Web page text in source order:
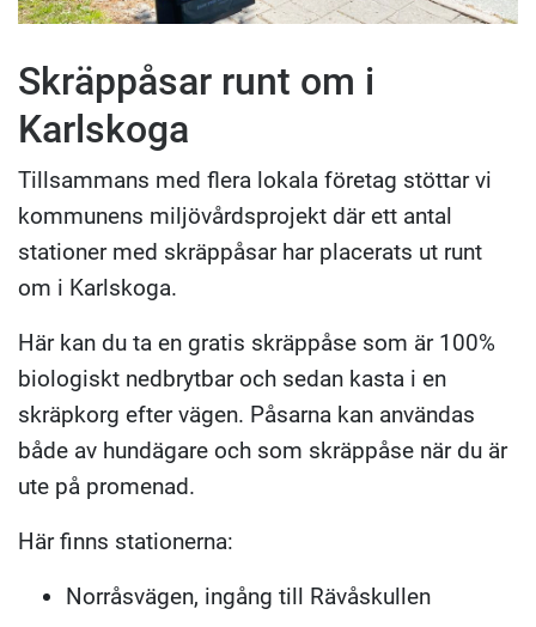
Skräppåsar runt om i
Karlskoga
Tillsammans med flera lokala företag stöttar vi
kommunens miljövårdsprojekt där ett antal
stationer med skräppåsar har placerats ut runt
om i Karlskoga.
Här kan du ta en gratis skräppåse som är 100%
biologiskt nedbrytbar och sedan kasta i en
skräpkorg efter vägen. Påsarna kan användas
både av hundägare och som skräppåse när du är
ute på promenad.
Här finns stationerna:
Norråsvägen, ingång till Rävåskullen